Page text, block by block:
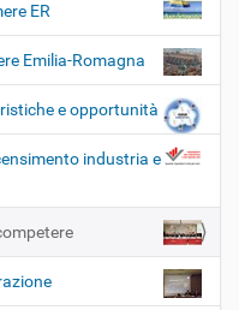
ER
Emilia-Romagna
e opportunità
industria e